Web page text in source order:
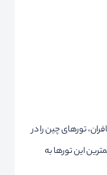
تورهای چین را در
این تورها به